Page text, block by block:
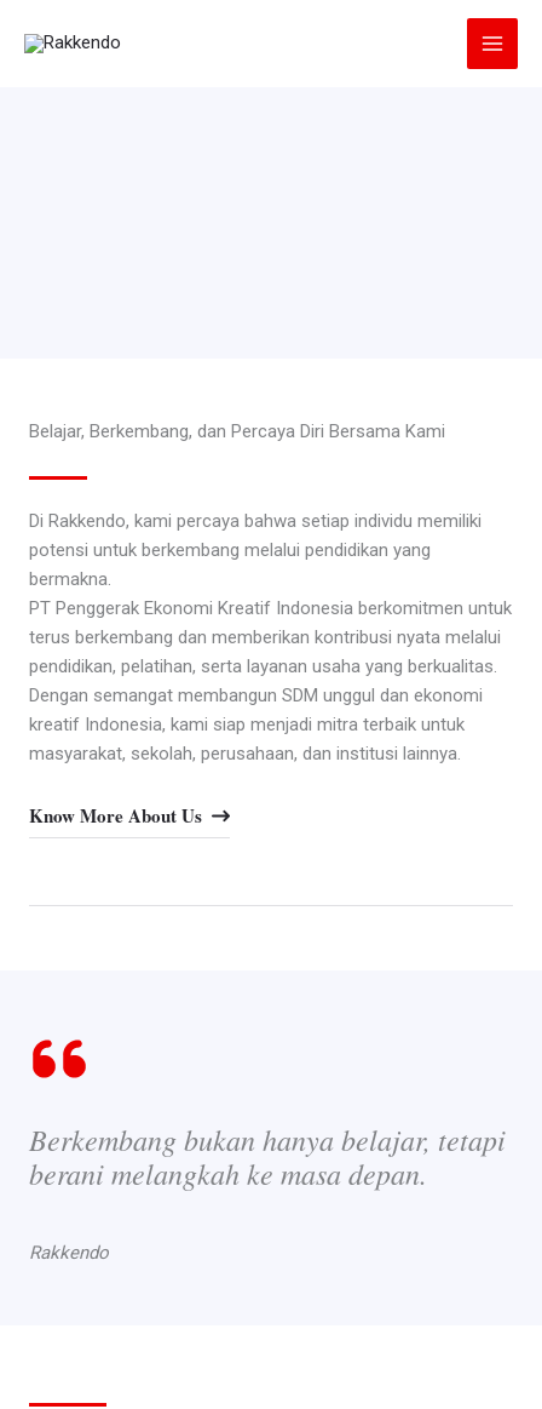
Belajar, Berkembang, dan Percaya Diri Bersama Kami
Di Rakkendo, kami percaya bahwa setiap individu memiliki
potensi untuk berkembang melalui pendidikan yang
bermakna.
PT Penggerak Ekonomi Kreatif Indonesia berkomitmen untuk
terus berkembang dan memberikan kontribusi nyata melalui
pendidikan, pelatihan, serta layanan usaha yang berkualitas.
Dengan semangat membangun SDM unggul dan ekonomi
kreatif Indonesia, kami siap menjadi mitra terbaik untuk
masyarakat, sekolah, perusahaan, dan institusi lainnya.
Know More About Us
Berkembang bukan hanya belajar, tetapi
berani melangkah ke masa depan.
Rakkendo